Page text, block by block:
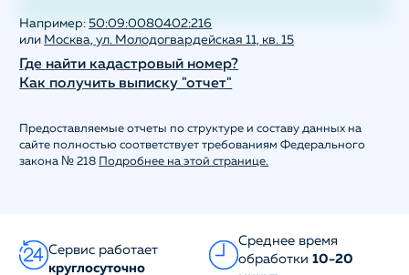
Например:50:09:0080402:216
или Москва, ул. Молодогвардейская 11, кв. 15
Где найти кадастровый номер?
Как получить выписку "отчет"
Предоставляемые отчеты по структуре и составу данных на
сайте полностью соответствует требованиям Федерального
закона № 218 Подробнее на этой странице.
Сервис работает
круглосуточно
Среднее время
обработки 10-20